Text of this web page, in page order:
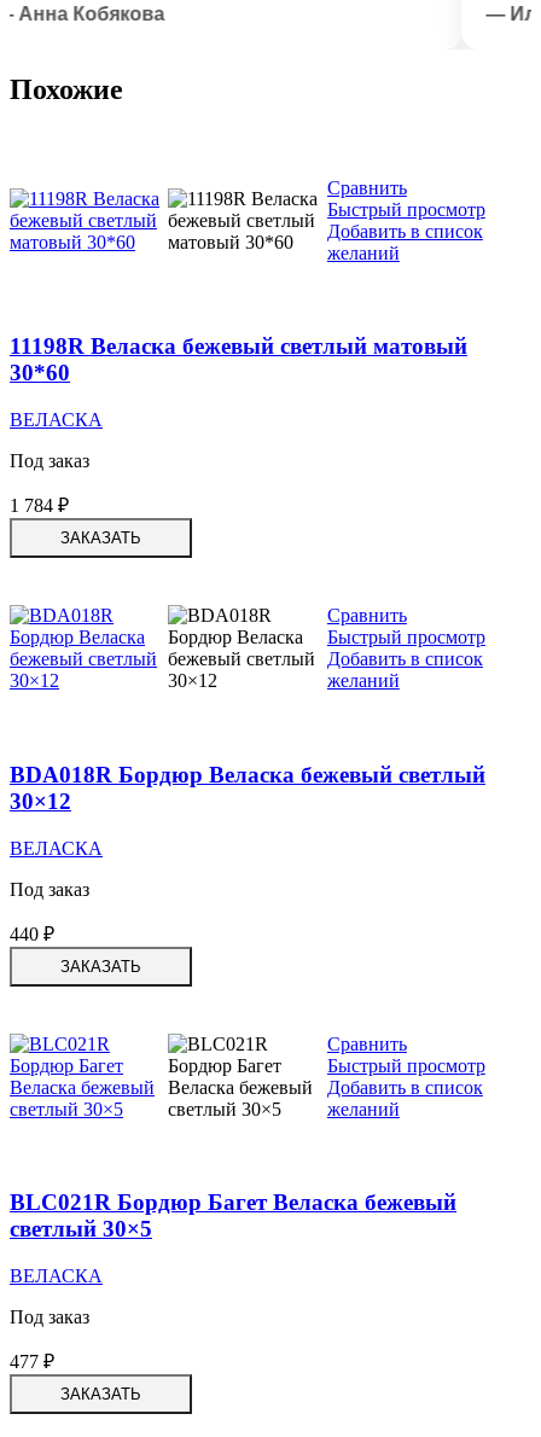
Кобякова
— Илья
Похожие
Сравнить
Быстрый просмотр
Добавить в список
желаний
11198R Веласка бежевый светлый матовый
30*60
ВЕЛАСКА
Под заказ
1 784 ₽
ЗАКАЗАТЬ
Сравнить
Быстрый просмотр
Добавить в список
желаний
BDA018R Бордюр Веласка бежевый светлый
30×12
ВЕЛАСКА
Под заказ
440 ₽
ЗАКАЗАТЬ
Сравнить
Быстрый просмотр
Добавить в список
желаний
BLC021R Бордюр Багет Веласка бежевый
светлый 30×5
ВЕЛАСКА
Под заказ
477 ₽
ЗАКАЗАТЬ